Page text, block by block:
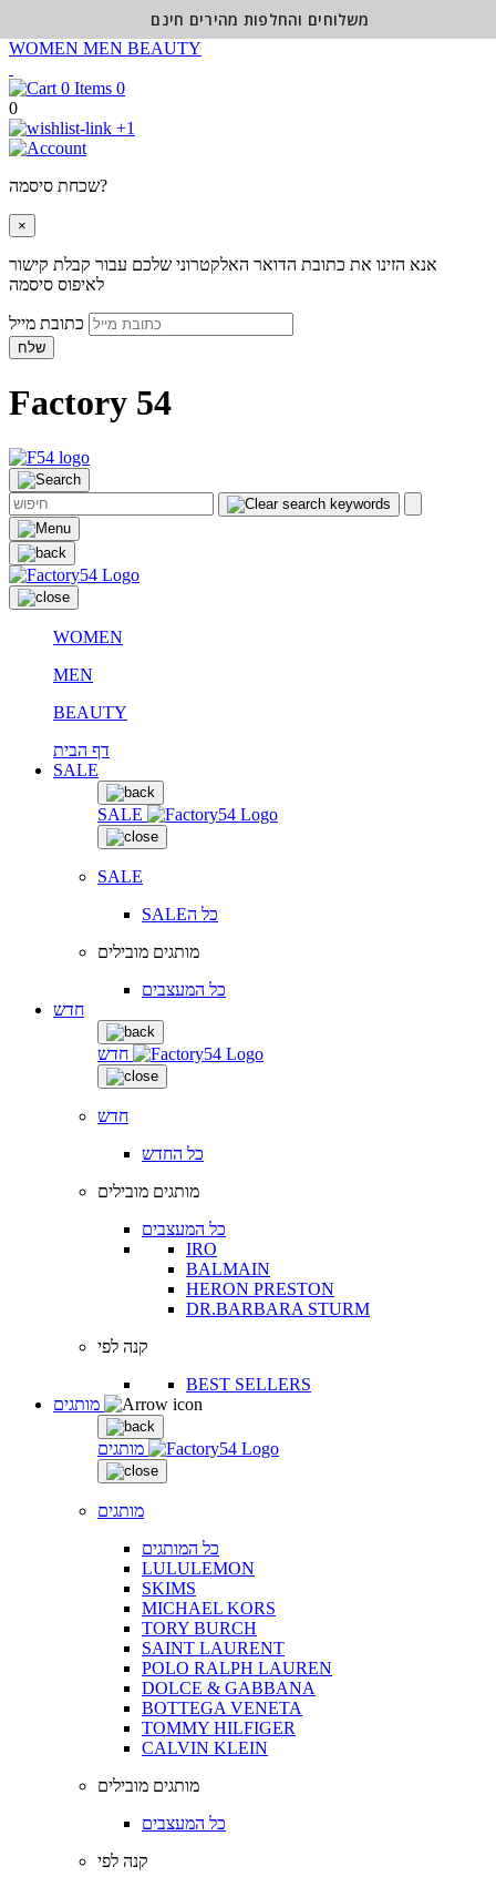
WOMEN MEN BEAUTY
0
0
+1
שכחת סיסמה?
×
אנא הזינו את כתובת הדואר האלקטרוני שלכם עבור קבלת קישור
לאיפוס סיסמה
שלח
Factory 54
WOMEN
MEN
BEAUTY
דף הבית
SALE
SALE
SALE
SALEכל ה
מותגים מובילים
כל המעצבים
חדש
חדש
חדש
כל החדש
מותגים מובילים
כל המעצבים
IRO
BALMAIN
HERON PRESTON
DR.BARBARA STURM
קנה לפי
BEST SELLERS
מותגים
מותגים
כל המותגים
LULULEMON
SKIMS
MICHAEL KORS
TORY BURCH
SAINT LAURENT
POLO RALPH LAUREN
DOLCE & GABBANA
BOTTEGA VENETA
TOMMY HILFIGER
CALVIN KLEIN
מותגים מובילים
כל המעצבים
קנה לפי
משלוחים והחלפות מהירים חינם